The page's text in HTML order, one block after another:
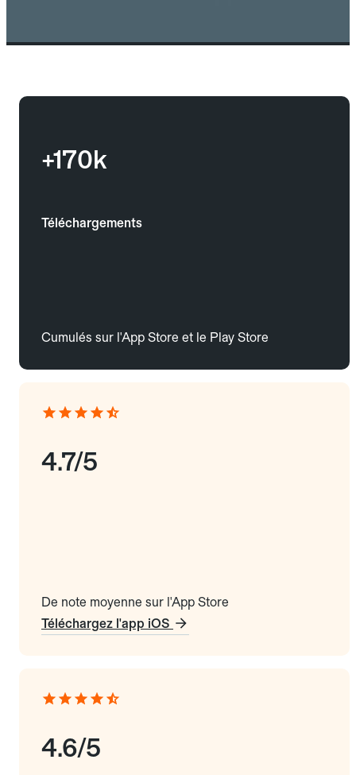
+170k
Téléchargements
Cumulés sur l'App Store et le Play Store
4.7/5
De note moyenne sur l'App Store
Téléchargez l'app iOS
4.6/5